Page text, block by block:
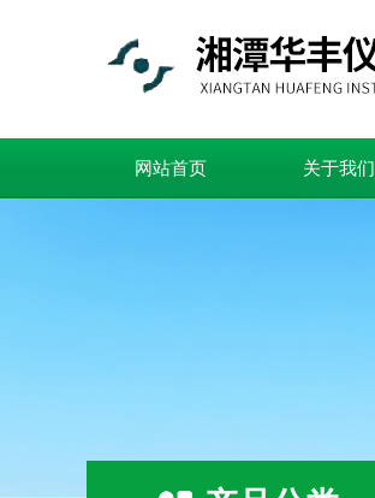
网站首页 关于我们